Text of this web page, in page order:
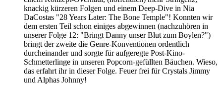
knackig kürzeren Folgen und einem Deep-Dive in Nia
DaCostas "28 Years Later: The Bone Temple"! Konnten wir
dem ersten Teil schon einiges abgewinnen (nachzuhören in
unserer Folge 12: "Bringt Danny unser Blut zum Boylen?")
bringt der zweite die Genre-Konventionen ordentlich
durcheinander und sorgte für aufgeregte Post-Kino-
Schmetterlinge in unseren Popcorn-gefüllten Bäuchen. Wieso,
das erfahrt ihr in dieser Folge. Feuer frei für Crystals Jimmy
und Alphas Johnny!